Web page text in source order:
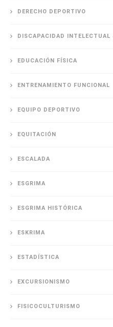
DERECHO DEPORTIVO
DISCAPACIDAD INTELECTUAL
EDUCACIÓN FÍSICA
ENTRENAMIENTO FUNCIONAL
EQUIPO DEPORTIVO
EQUITACIÓN
ESCALADA
ESGRIMA
ESGRIMA HISTÓRICA
ESKRIMA
ESTADÍSTICA
EXCURSIONISMO
FISICOCULTURISMO